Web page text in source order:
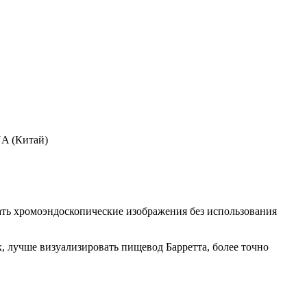
(Китай)
хромоэндоскопические изображения без использования
визуализировать пищевод Барретта, более точно